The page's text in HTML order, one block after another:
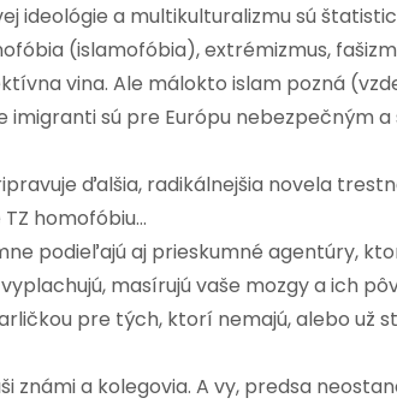
ideológie a multikulturalizmu sú
(islamofóbia), extrémizmus,
vina. Ale málokto islam pozná
imigranti sú pre Európu nebezpečným
ďalšia, radikálnejšia novela
homofóbiu…
podieľajú aj prieskumné agentúry,
masírujú vaše mozgy a ich
pre tých, ktorí nemajú, alebo už
známi a kolegovia. A vy, predsa